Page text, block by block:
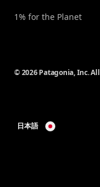
1% for the Planet
© 2026 Patagonia, Inc.
日本語